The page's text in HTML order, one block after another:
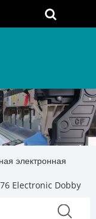
электронная
Electronic Dobby